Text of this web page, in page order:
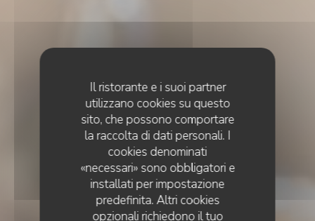
Il ristorante e i suoi partner
utilizzano cookies su questo
sito, che possono comportare
la raccolta di dati personali. I
cookies denominati
«necessari» sono obbligatori e
installati per impostazione
predefinita. Altri cookies
opzionali richiedono il tuo